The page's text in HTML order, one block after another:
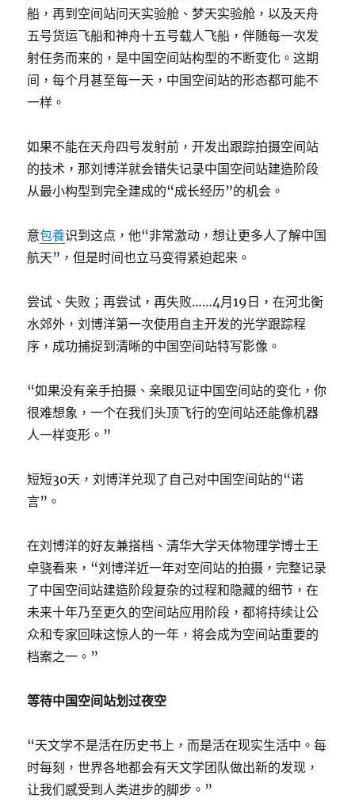
船，再到空间站问天实验舱、梦天实验舱，以及天舟
五号货运飞船和神舟十五号载人飞船，伴随每一次发
射任务而来的，是中国空间站构型的不断变化。这期
间，每个月甚至每一天，中国空间站的形态都可能不
一样。
如果不能在天舟四号发射前，开发出跟踪拍摄空间站
的技术，那刘博洋就会错失记录中国空间站建造阶段
从最小构型到完全建成的“成长经历”的机会。
意包養识到这点，他“非常激动，想让更多人了解中国
航天”，但是时间也立马变得紧迫起来。
尝试、失败；再尝试，再失败……4月19日，在河北衡
水郊外，刘博洋第一次使用自主开发的光学跟踪程
序，成功捕捉到清晰的中国空间站特写影像。
“如果没有亲手拍摄、亲眼见证中国空间站的变化，你
很难想象，一个在我们头顶飞行的空间站还能像机器
人一样变形。”
短短30天，刘博洋兑现了自己对中国空间站的“诺
言”。
在刘博洋的好友兼搭档、清华大学天体物理学博士王
卓骁看来，“刘博洋近一年对空间站的拍摄，完整记录
了中国空间站建造阶段复杂的过程和隐藏的细节，在
未来十年乃至更久的空间站应用阶段，都将持续让公
众和专家回味这惊人的一年，将会成为空间站重要的
档案之一。”
等待中国空间站划过夜空
“天文学不是活在历史书上，而是活在现实生活中。每
时每刻，世界各地都会有天文学团队做出新的发现，
让我们感受到人类进步的脚步。”